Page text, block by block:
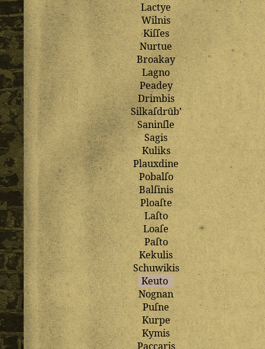
Lactye
Wilnis
Kiſſes
Nurtue
Broakay
Lagno
Peadey
Drimbis
Silkaſdrȗb’
Saninſle
Sagis
Kuliks
Plauxdine
Pobalſo
Balſinis
Ploaſte
Laſto
Loaſe
Paſto
Kekulis
Schuwikis
Keuto
Nognan
Puſne
Kurpe
Kymis
Paccaris